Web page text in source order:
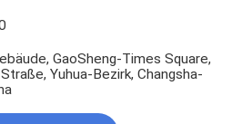
GaoSheng-Times Square,
Yuhua-Bezirk, Changsha-